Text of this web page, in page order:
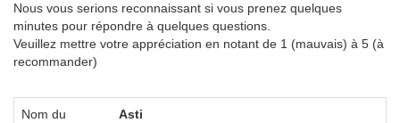
Nous vous serions reconnaissant si vous prenez quelques
minutes pour répondre à quelques questions.
Veuillez mettre votre appréciation en notant de 1 (mauvais) à 5 (à
recommander)
Nom du
Asti